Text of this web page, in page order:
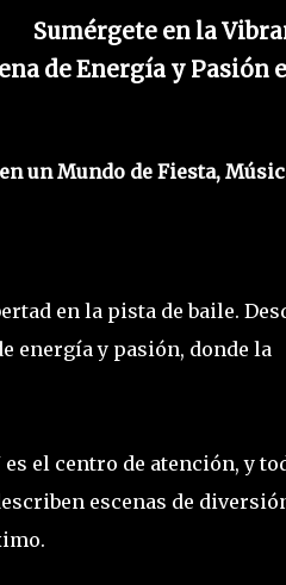
Sumérgete en la
de Energía y Pasión
un Mundo de Fiesta,
en la pista de baile.
energía y pasión, donde la
el centro de atención, y
escenas de